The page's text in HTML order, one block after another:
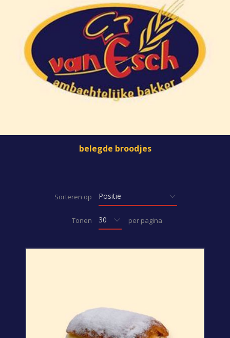
belegde broodjes
Sorteren op
Tonen per pagina